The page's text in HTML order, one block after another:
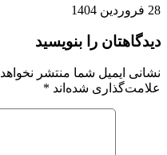
28 فروردین 1404
دیدگاهتان را بنویسید
نشانی ایمیل شما منتشر
علامت‌گذاری شده‌اند *